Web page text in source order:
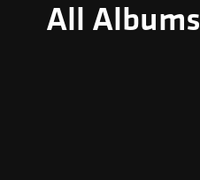
All Albums